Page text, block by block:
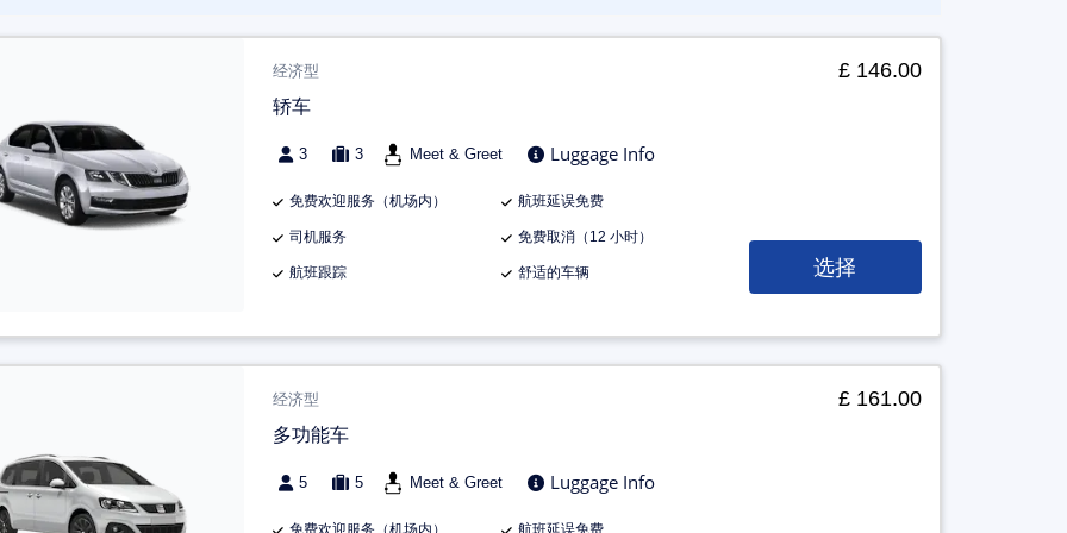
经济型
轿车
3 3 Meet & Greet Luggage Info
免费欢迎服务（机场内） 航班延误免费
司机服务 免费取消（12 小时）
航班跟踪 舒适的车辆
£ 146.00
选择
经济型
多功能车
5 5 Meet & Greet Luggage Info
免费欢迎服务（机场内） 航班延误免费
£ 161.00